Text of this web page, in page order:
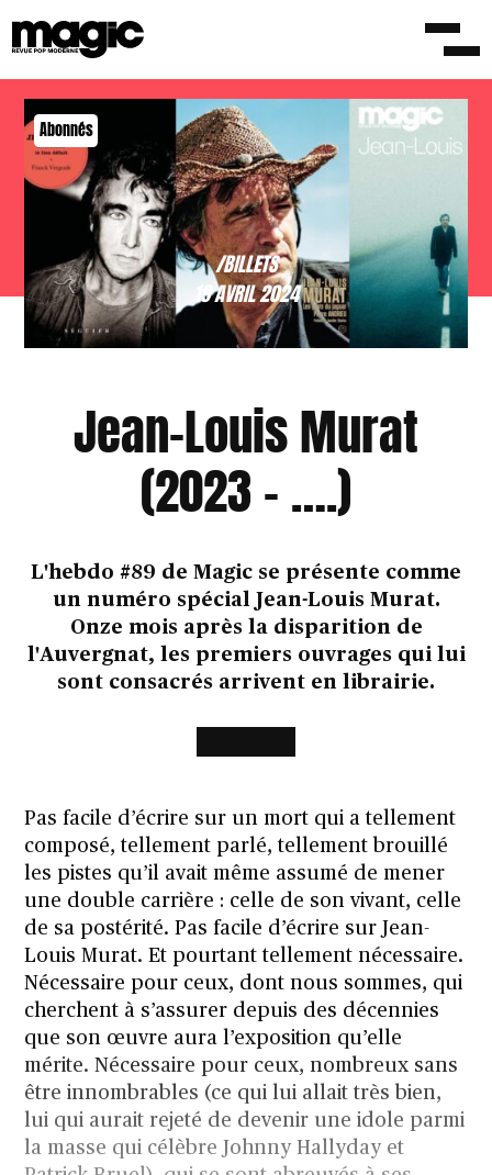
Abonnés
/BILLETS
19 AVRIL 2024
Jean-Louis Murat
(2023 – ….)
L'hebdo #89 de Magic se présente comme
un numéro spécial Jean-Louis Murat.
Onze mois après la disparition de
l'Auvergnat, les premiers ouvrages qui lui
sont consacrés arrivent en librairie.
Pas facile d’écrire sur un mort qui a tellement
composé, tellement parlé, tellement brouillé
les pistes qu’il avait même assumé de mener
une double carrière : celle de son vivant, celle
de sa postérité. Pas facile d’écrire sur Jean-
Louis Murat. Et pourtant tellement nécessaire.
Nécessaire pour ceux, dont nous sommes, qui
cherchent à s’assurer depuis des décennies
que son œuvre aura l’exposition qu’elle
mérite. Nécessaire pour ceux, nombreux sans
être innombrables (ce qui lui allait très bien,
lui qui aurait rejeté de devenir une idole parmi
la masse qui célèbre Johnny Hallyday et